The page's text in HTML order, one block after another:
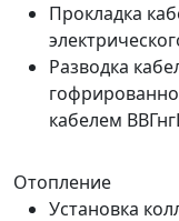
Прокладка
Разводка
кабелем
Отопление
Установка